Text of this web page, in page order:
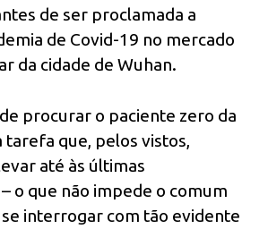
de ser proclamada a
de Covid-19 no mercado
da cidade de Wuhan.
procurar o paciente zero da
tarefa que, pelos vistos,
até às últimas
o que não impede o comum
interrogar com tão evidente